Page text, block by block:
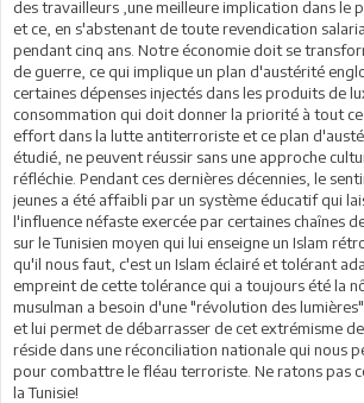
des travailleurs ,une meilleure implication dans le
et ce, en s'abstenant de toute revendication
pendant cinq ans. Notre économie doit se
de guerre, ce qui implique un plan d'austérité
certaines dépenses injectés dans les produits de
consommation qui doit donner la priorité à tout
effort dans la lutte antiterroriste et ce plan
étudié, ne peuvent réussir sans une approche
réfléchie. Pendant ces dernières décennies, le
jeunes a été affaibli par un système éducatif qui
l'influence néfaste exercée par certaines chaînes
sur le Tunisien moyen qui lui enseigne un Islam
qu'il nous faut, c'est un Islam éclairé et tolérant
empreint de cette tolérance qui a toujours été la
musulman a besoin d'une "révolution des
et lui permet de débarrasser de cet extrémisme
réside dans une réconciliation nationale qui nous
pour combattre le fléau terroriste. Ne ratons pas
la Tunisie!